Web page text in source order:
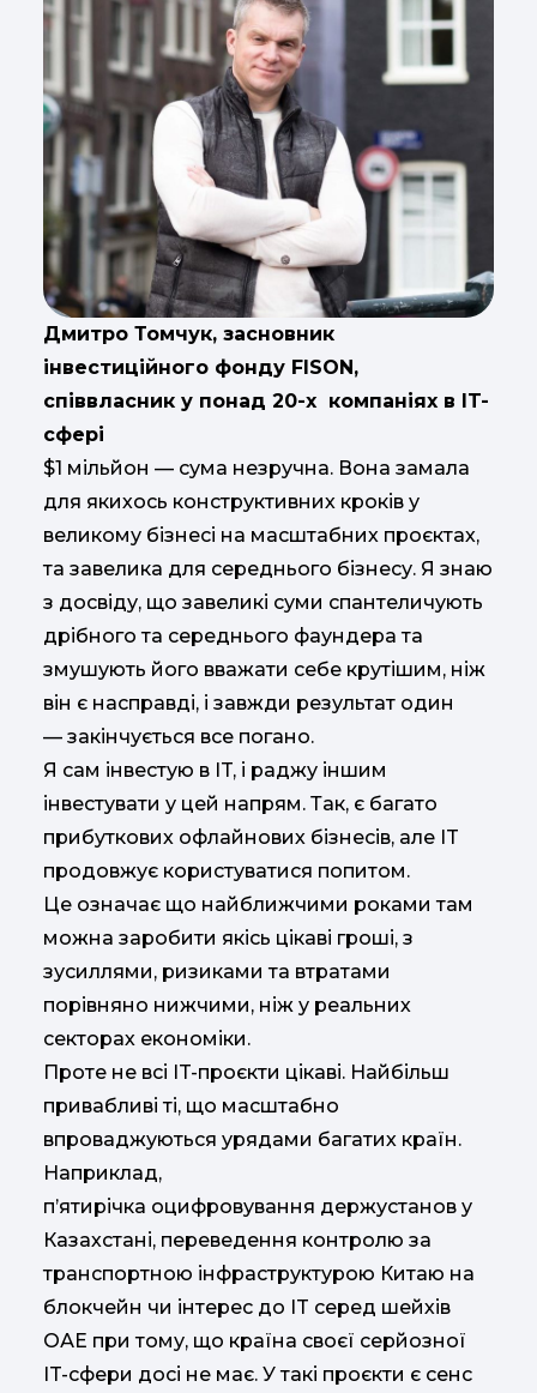
Дмитро Томчук, засновник
інвестиційного фонду FISON,
співвласник у понад 20-х компаніях в IT-
сфері
$1 мільйон — сума незручна. Вона замала
для якихось конструктивних кроків у
великому бізнесі на масштабних проєктах,
та завелика для середнього бізнесу. Я знаю
з досвіду, що завеликі суми спантеличують
дрібного та середнього фаундера та
змушують його вважати себе крутішим, ніж
він є насправді, і завжди результат один
— закінчується все погано.
Я сам інвестую в IT, і раджу іншим
інвестувати у цей напрям. Так, є багато
прибуткових офлайнових бізнесів, але IT
продовжує користуватися попитом.
Це означає що найближчими роками там
можна заробити якісь цікаві гроші, з
зусиллями, ризиками та втратами
порівняно нижчими, ніж у реальних
секторах економіки.
Проте не всі IT-проєкти цікаві. Найбільш
привабливі ті, що масштабно
впроваджуються урядами багатих країн.
Наприклад,
п’ятирічка оцифровування держустанов у
Казахстані, переведення контролю за
транспортною інфраструктурою Китаю на
блокчейн чи інтерес до IT серед шейхів
ОАЕ при тому, що країна своєї серйозної
IT-сфери досі не має. У такі проєкти є сенс